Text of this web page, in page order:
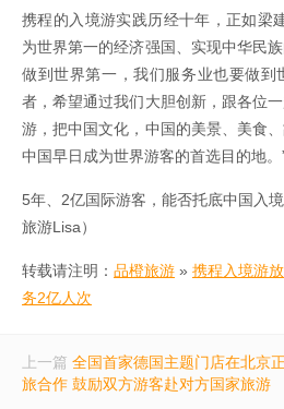
携程的入境游实践历经十年，正如梁
为世界第一的经济强国、实现中华民
做到世界第一，我们服务业也要做到
者，希望通过我们大胆创新，跟各位
游，把中国文化，中国的美景、美食
中国早日成为世界游客的首选目的地。
5年、2亿国际游客，能否托底中国入
旅游Lisa）
转载请注明： 品橙旅游 » 携程入境游
务2亿人次
上一篇 全国首家德国主题门店在北京
旅合作 鼓励双方游客赴对方国家旅游